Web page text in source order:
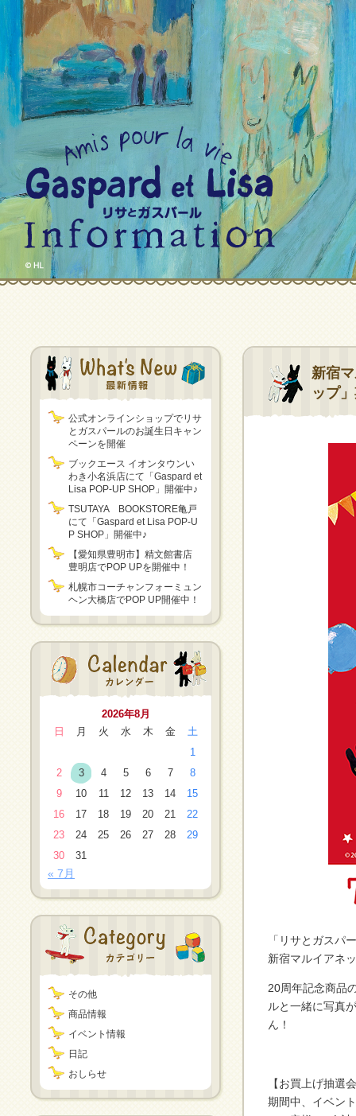
公式オンラインショップでリサ
とガスパールのお誕生日キャン
ペーンを開催
ブックエース イオンタウンい
わき小名浜店にて「Gaspard et
Lisa POP-UP SHOP」開催中♪
TSUTAYA BOOKSTORE亀戸
にて「Gaspard et Lisa POP-U
P SHOP」開催中♪
【愛知県豊明市】精文館書店
豊明店でPOP UPを開催中！
札幌市コーチャンフォーミュン
ヘン大橋店でPOP UP開催中！
2026年8月
日
月 火 水 木 金
土
1
2
3 4 5 6 7
8
9
10 11 12 13 14
15
16
17 18 19 20 21
22
23
24 25 26 27 28
29
30
31
« 7月
その他
商品情報
イベント情報
日記
おしらせ
新宿
ップ
「リサとガスパ
新宿マルイアネ
20周年記念商品
ルと一緒に写真
ん！
【お買上げ抽選
期間中、イベン